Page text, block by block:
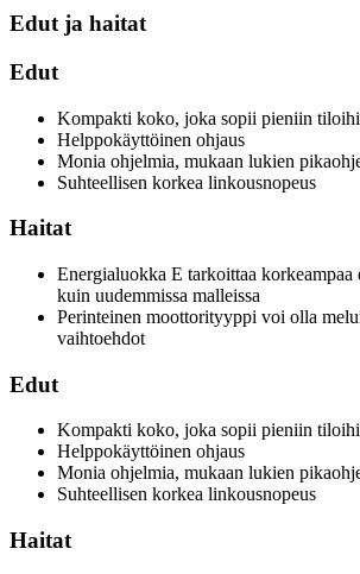
Edut ja haitat
Edut
Kompakti koko, joka sopii pieniin
Helppokäyttöinen ohjaus
Monia ohjelmia, mukaan lukien
Suhteellisen korkea linkousnopeus
Haitat
Energialuokka E tarkoittaa korkeampaa
kuin uudemmissa malleissa
Perinteinen moottorityyppi voi olla
vaihtoehdot
Edut
Kompakti koko, joka sopii pieniin
Helppokäyttöinen ohjaus
Monia ohjelmia, mukaan lukien
Suhteellisen korkea linkousnopeus
Haitat